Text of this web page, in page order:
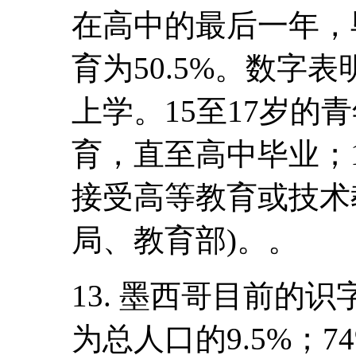
在高中的最后一年
育为50.5%。数字表
上学。15至17岁的
育，直至高中毕业
接受高等教育或技
局、教育部)。。
13. 墨西哥目前的识
为总人口的9.5%；